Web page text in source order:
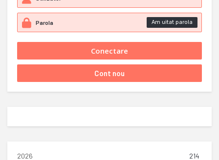
Am uitat parola
2026 214